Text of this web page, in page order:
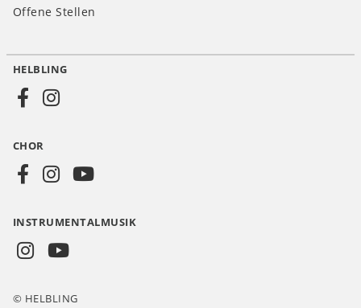
Offene Stellen
Social
CH
HELBLING
CHOR
INSTRUMENTALMUSIK
© HELBLING